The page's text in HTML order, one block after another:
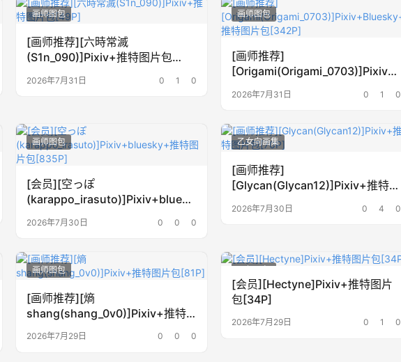
画师图包
[画师推荐][六時常滅
(S1n_090)]Pixiv+推特图片包
2026年7月31日 0 1 0
画师图包
[画师推荐]
[Origami(Origami_0703)]Pixiv+
2026年7月31日 0 1 0
画师图包
[会员][空っぽ
(karappo_irasuto)]Pixiv+bluesk
2026年7月30日 0 0 0
乙女向画集
[画师推荐]
[Glycan(Glycan12)]Pixiv+推特图
2026年7月30日 0 4 0
画师图包
[画师推荐][熵
shang(shang_0v0)]Pixiv+推特
图片包[81P]
2026年7月29日 0 0 0
画师图包
[会员][Hectyne]Pixiv+推特图片
包[34P]
2026年7月29日 0 1 0